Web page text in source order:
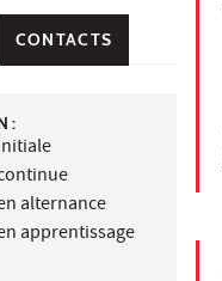
CONTACTS
:
alternance
apprentissage